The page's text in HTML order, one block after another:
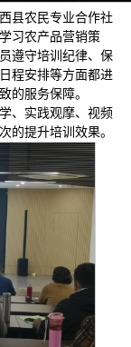
县农民专业合作社
习农产品营销策
遵守培训纪律、保
程安排等方面都进
的服务保障。
、实践观摩、视频
的提升培训效果。